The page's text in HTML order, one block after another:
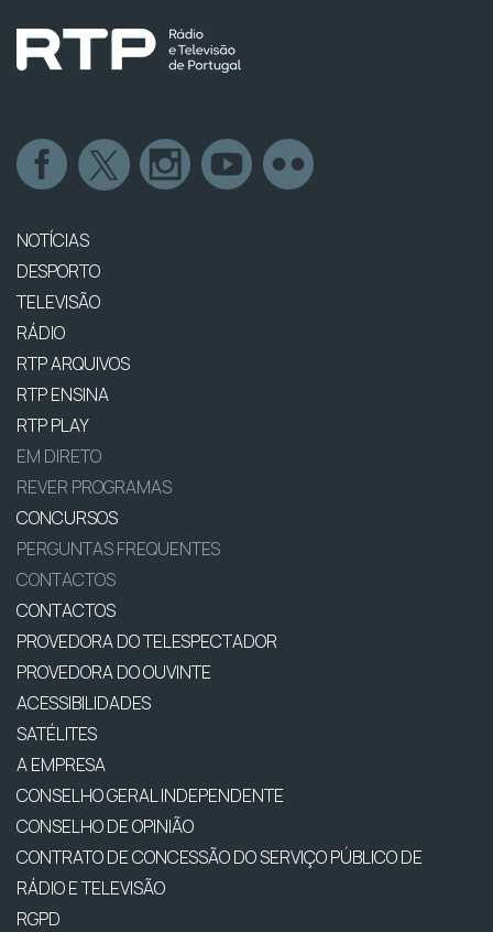
NOTÍCIAS
DESPORTO
TELEVISÃO
RÁDIO
RTP ARQUIVOS
RTP ENSINA
RTP PLAY
EM DIRETO
REVER PROGRAMAS
CONCURSOS
PERGUNTAS FREQUENTES
CONTACTOS
CONTACTOS
PROVEDORA DO TELESPECTADOR
PROVEDORA DO OUVINTE
ACESSIBILIDADES
SATÉLITES
A EMPRESA
CONSELHO GERAL INDEPENDENTE
CONSELHO DE OPINIÃO
CONTRATO DE CONCESSÃO DO SERVIÇO PÚBLICO DE
RÁDIO E TELEVISÃO
RGPD